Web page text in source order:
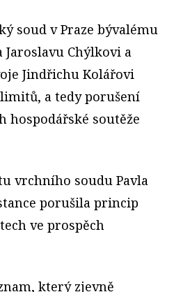
soud v Praze bývalému
Chýlkovi a
Jindřichu Kolářovi
a tedy porušení
hospodářské soutěže
vrchního soudu Pavla
porušila princip
ve prospěch
který zjevně